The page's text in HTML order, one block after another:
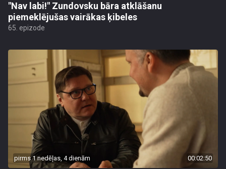
"Nav labi!" Zundovsku bāra atklāšanu
piemeklējušas vairākas ķibeles
65. epizode
pirms 1 nedēļas, 4 dienām 00:02:50